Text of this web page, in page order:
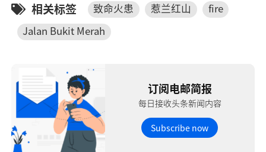
相关标签 致命火患 惹兰红山
fire
Jalan Bukit Merah
订阅电邮简报
每日接收头条新闻内容
Subscribe now